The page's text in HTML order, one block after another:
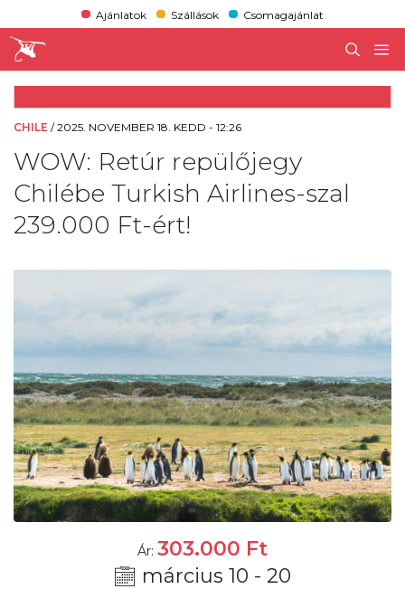
Ajánlatok Szállások Csomagajánlat
CHILE /2025. NOVEMBER 18. KEDD - 12:26
WOW: Retúr repülőjegy
Chilébe Turkish Airlines-szal
239.000 Ft-ért!
Ár: 303.000 Ft
március 10 - 20